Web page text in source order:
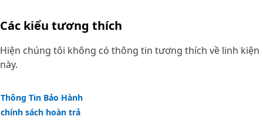
Các kiểu tương thích
Hiện chúng tôi không có thông tin tương thích về linh kiện
này.
Thông Tin Bảo Hành
chính sách hoàn trả